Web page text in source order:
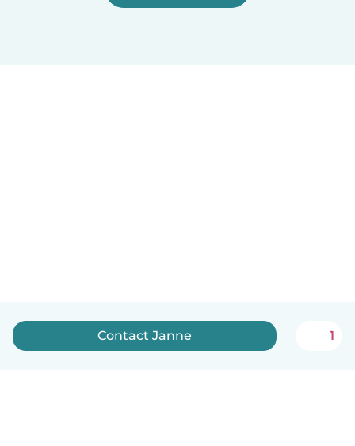
Contact Janne 1